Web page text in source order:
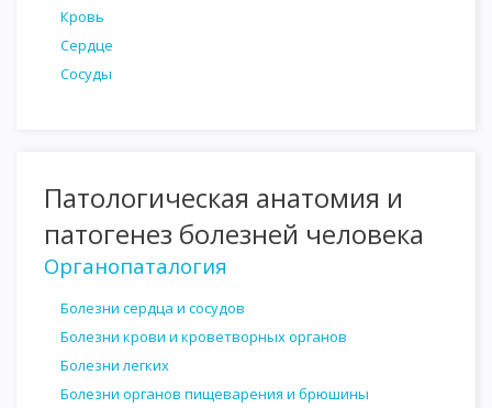
Кровь
Сердце
Сосуды
Патологическая анатомия и
патогенез болезней человека
Органопаталогия
Болезни сердца и сосудов
Болезни крови и кроветворных органов
Болезни легких
Болезни органов пищеварения и брюшины